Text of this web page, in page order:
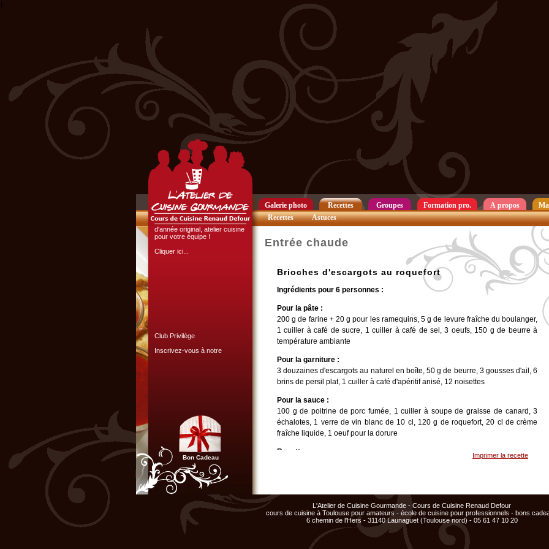
!
Galerie photo Recettes Groupes Formation pro. A propos
Recettes
Astuces
L'ATELIER CULINAIRE
PARTICIPATIF :
Vous organisez un repas de
famille, entre amis, un mariage,
ou un anniversaire et ne
disposez pas du matériel ni de
l'espace nécessaire...
Cliquer ici...
Chef d'entreprise, responsable
de groupe...
Organisez un repas de fin
d'année original, atelier cuisine
pour votre équipe !
Cliquer ici...
Inscrivez-vous à notre
Club Privilège
pour recevoir par mail
NOUVEAU
L'atelier de cuisine gourmande
est heureux de vous offrir sa
nouvelle vidéo de présentation
des activités pour groupes.
Cliquer ici...
Bon Cadeau
Entrée chaude
Brioches d'escargots au roquefort
Ingrédients pour 6 personnes :
Pour la pâte :
200 g de farine + 20 g pour les ramequins, 5 g de levure fraîche du boulanger,
1 cuiller à café de sucre, 1 cuiller à café de sel, 3 oeufs, 150 g de beurre à
température ambiante
Pour la garniture :
3 douzaines d'escargots au naturel en boîte, 50 g de beurre, 3 gousses d'ail, 6
brins de persil plat, 1 cuiller à café d'apéritif anisé, 12 noisettes
Pour la sauce :
100 g de poitrine de porc fumée, 1 cuiller à soupe de graisse de canard, 3
échalotes, 1 verre de vin blanc de 10 cl, 120 g de roquefort, 20 cl de crème
fraîche liquide, 1 oeuf pour la dorure
Recette :
en les incorporant totalement à chaque fois. Couper le beurre en petits
morceaux et, lorsque la pâte se détache bien de la cuve du batteur, les
incorporer. Continuer à malaxer jusqu'à ce que la pâte se détache de
nouveau. Laisser reposer la pâte dans un endroit chaud à 22° C.
Imprimer la recette
L'Atelier de Cuisine Gourmande - Cours de Cuisine Renaud Defour
cours de cuisine à Toulouse pour amateurs - école de cuisine pour professionnels - bons
6 chemin de l'Hers - 31140 Launaguet (Toulouse nord) - 05 61 47 10 20
< > xx
Cours
x
Cours